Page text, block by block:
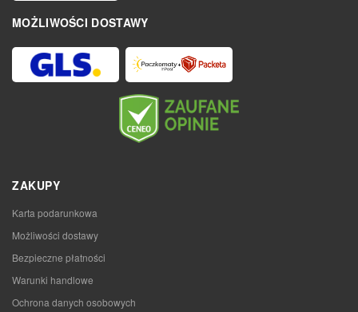
MOŻLIWOŚCI DOSTAWY
ZAKUPY
Karta podarunkowa
Możliwości dostawy
Bezpieczne płatności
Warunki handlowe
Ochrona danych osobowych